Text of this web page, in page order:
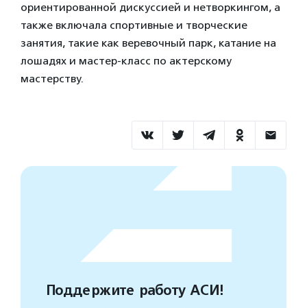
ориентированной дискуссией и нетворкингом, а
также включала спортивные и творческие
занятия, такие как веревочный парк, катание на
лошадях и мастер-класс по актерскому
мастерству.
Поддержите работу АСИ!